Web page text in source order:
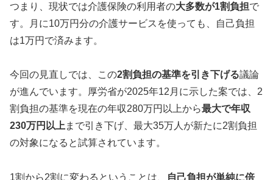
つまり、現状では介護保険の利用者の大多数が1割負担で
す。月に10万円分の介護サービスを使っても、自己負担
は1万円で済みます。
今回の見直しでは、この2割負担の基準を引き下げる議論
が進んでいます。厚労省が2025年12月に示した案では、2
割負担の基準を現在の年収280万円以上から最大で年収
230万円以上まで引き下げ、最大35万人が新たに2割負担
の対象になると試算されています。
1割から2割に変わるということは、
自己負担が単純に倍